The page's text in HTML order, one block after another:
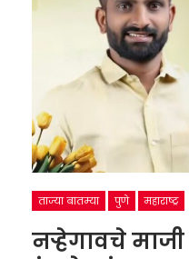
ताज्या बातम्या पुणे महाराष्ट्र
नऱ्हेगावचे